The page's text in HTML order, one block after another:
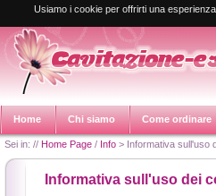
Usiamo i cookie per offrirti una
Home Chi siamo Come ordinare
Sei in: // Home Page / Info > Informativa sull'uso
Informativa sull'uso dei